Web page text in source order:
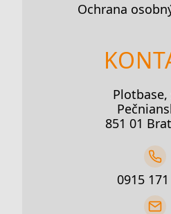
Ochrana
Plotbase,
851 01
0915